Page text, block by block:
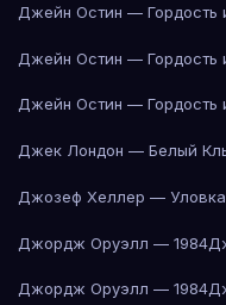
Джейн Остин — Гордость
Джейн Остин — Гордость
Джейн Остин — Гордость
Джек Лондон — Белый
Джозеф Хеллер —
Джордж Оруэлл — 1984
Джордж Оруэлл — 1984